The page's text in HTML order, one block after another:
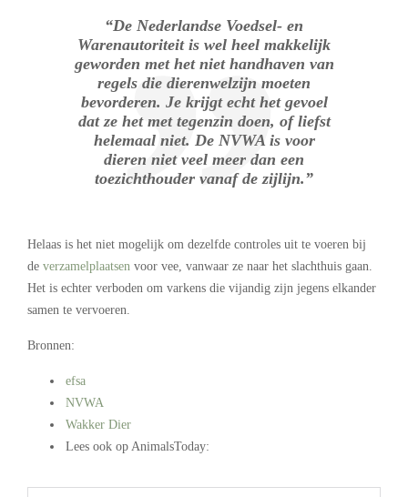
“De Nederlandse Voedsel- en
Warenautoriteit is wel heel makkelijk
geworden met het niet handhaven van
regels die dierenwelzijn moeten
bevorderen. Je krijgt echt het gevoel
dat ze het met tegenzin doen, of liefst
helemaal niet. De NVWA is voor
dieren niet veel meer dan een
toezichthouder vanaf de zijlijn.”
Helaas is het niet mogelijk om dezelfde controles uit te voeren bij
de verzamelplaatsen voor vee, vanwaar ze naar het slachthuis gaan.
Het is echter verboden om varkens die vijandig zijn jegens elkander
samen te vervoeren.
Bronnen:
efsa
NVWA
Wakker Dier
Lees ook op AnimalsToday: